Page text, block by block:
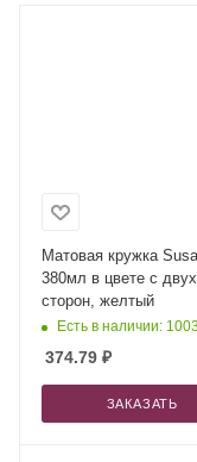
Матовая кружка
380мл в цвете с двух
сторон, желтый
Есть в наличии:
374.79 ₽
ЗАКАЗАТЬ